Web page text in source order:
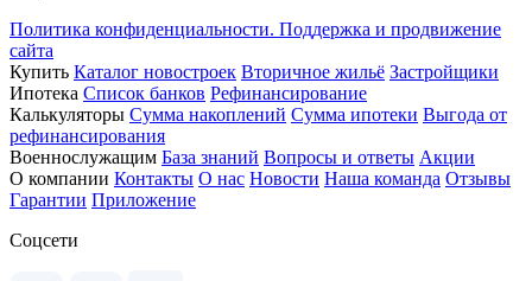
Политика конфиденциальности. Поддержка и продвижение
сайта
Купить Каталог новостроек Вторичное жильё Застройщики
Ипотека Список банков Рефинансирование
Калькуляторы Сумма накоплений Сумма ипотеки Выгода от
рефинансирования
Военнослужащим База знаний Вопросы и ответы Акции
О компании Контакты О нас Новости Наша команда Отзывы
Гарантии Приложение
Соцсети